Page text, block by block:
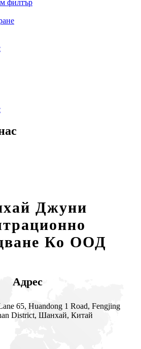
филтър
Джуни
Ко ООД
Адрес
65, Huandong 1 Road, Fengjing
District, Шанхай, Китай